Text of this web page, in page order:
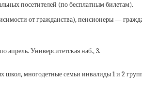
посетителей (по бесплатным билетам).
от гражданства), пенсионеры —
апрель. Университетская наб., 3.
школ, многодетные семьи инвалиды 1 и 2